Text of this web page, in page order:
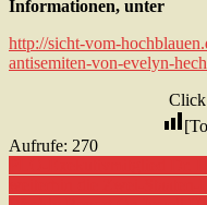
Informationen, unter
http://sicht-vom-
antisemiten-von-evelyn-
Click
Aufrufe: 270